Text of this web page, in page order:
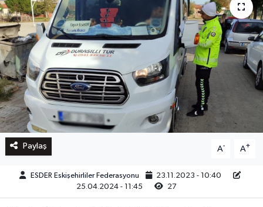
Paylaş A- A+
ESDER Eskişehirliler Federasyonu
23.11.2023 - 10:40
25.04.2024 - 11:45
27